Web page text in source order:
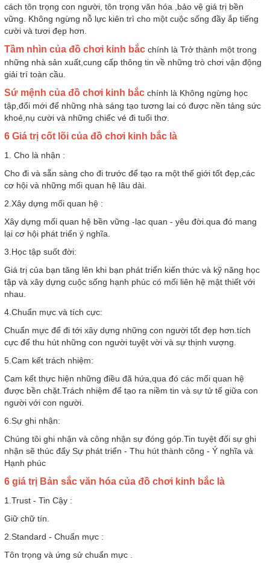
cách tôn trọng con người, tôn trọng văn hóa ,bảo vệ giá trị bền
vững. Không ngừng nỗ lực kiên trì cho một cuộc sống đầy ắp tiếng
cười và tươi đẹp hơn.
Tầm nhìn của đồ chơi kinh bắc chính là Trở thành một trong
những nhà sản xuất,cung cấp thông tin về những trò chơi vận động
giải trí toàn cầu.
Sứ mệnh của đồ chơi kinh bắc chính là Không ngừng học
tập,đổi mới để những nhà sáng tạo tương lai có được nền tảng sức
khoẻ,nụ cười và những chiếc vé đi tuổi thơ.
6 Giá trị cốt lõi của đồ chơi kinh bắc là
1. Cho là nhận :
Cho đi và sẵn sàng cho đi trước để tạo ra một thế giới tốt đẹp,các
cơ hội và những mối quan hệ lâu dài.
2.Xây dựng mối quan hệ :
Xây dựng mối quan hệ bền vững -lạc quan - yêu đời.qua đó mang
lại cơ hội phát triển ý nghĩa.
3.Học tập suốt đời:
Giá trị của bạn tăng lên khi bạn phát triển kiến thức và kỹ năng học
tập và xây dựng cuộc sống hạnh phúc có mối liên hệ mật thiết với
nhau.
4.Chuẩn mực và tích cực:
Chuẩn mực để đi tới xây dựng những con người tốt đẹp hơn.tích
cực để thu hút những con người tuyệt vời và sự thịnh vượng.
5.Cam kết trách nhiệm:
Cam kết thực hiện những điều đã hứa,qua đó các mối quan hệ
được bền chặt.Trách nhiệm để tạo ra niềm tin và sự tử tế giữa con
người với con người.
6.Sự ghi nhận:
Chúng tôi ghi nhận và công nhận sự đóng góp.Tin tuyệt đối sự ghi
nhận sẽ thúc đẩy Sự phát triển - Thu hút thành công - Ý nghĩa và
Hạnh phúc
6 giá trị Bản sắc văn hóa của đồ chơi kinh bắc là
1.Trust - Tin Cậy :
Giữ chữ tín.
2.Standard - Chuẩn mực :
Tôn trọng và ứng sử chuẩn mực .